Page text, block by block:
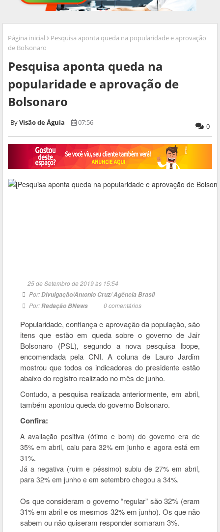
Página inicial
Pesquisa aponta queda na popularidade e aprovação
de Bolsonaro
Pesquisa aponta queda na
popularidade e aprovação de
Bolsonaro
Visão de Águia 07:56 0
25 de Setembro de 2019 às 15:54
Por:Divulgação/Antonio Cruz/ Agência Brasil
Por: Redação BNews 0comentários
Popularidade, confiança e aprovação da população, são
itens que estão em queda sobre o governo de Jair
Bolsonaro (PSL), segundo a nova pesquisa Ibope,
encomendada pela CNI. A coluna de Lauro Jardim
mostrou que todos os indicadores do presidente estão
abaixo do registro realizado no mês de junho.
Contudo, a pesquisa realizada anteriormente, em abril,
também apontou queda do governo Bolsonaro.
Confira:
A avaliação positiva (ótimo e bom) do governo era de
35% em abril, caiu para 32% em junho e agora está em
31%.
Já a negativa (ruim e péssimo) subiu de 27% em abril,
para 32% em junho e em setembro chegou a 34%.
Os que consideram o governo “regular” são 32% (eram
31% em abril e os mesmos 32% em junho). Os que não
sabem ou não quiseram responder somaram 3%.